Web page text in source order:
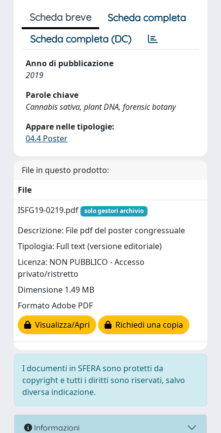
Scheda breve
Scheda completa
Scheda completa (DC)
Anno di pubblicazione
2019
Parole chiave
Cannabis sativa, plant DNA, forensic botany
Appare nelle tipologie:
04.4 Poster
File in questo prodotto:
File
ISFG19-0219.pdf
solo gestori archivio
Descrizione: File pdf del poster congressuale
Tipologia: Full text (versione editoriale)
Licenza: NON PUBBLICO - Accesso
privato/ristretto
Dimensione 1.49 MB
Formato Adobe PDF
Visualizza/Apri
Richiedi una copia
I documenti in SFERA sono protetti da
copyright e tutti i diritti sono riservati, salvo
diversa indicazione.
Informazioni